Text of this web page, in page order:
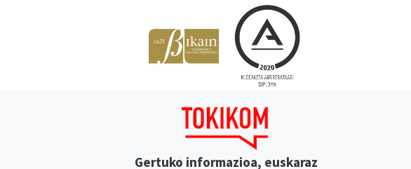
Gertuko informazioa, euskaraz